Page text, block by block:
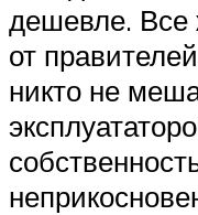
дешевле. Все
от
никто не